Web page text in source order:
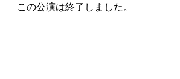
この公演は終了しました。